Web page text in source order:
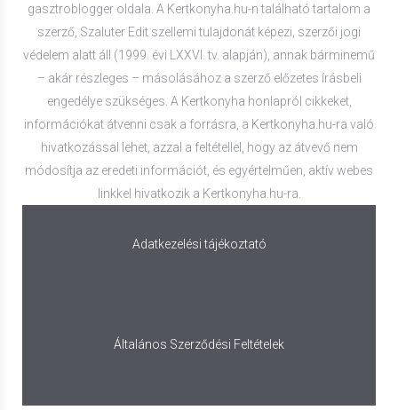
gasztroblogger oldala. A Kertkonyha.hu-n található tartalom a
szerző, Szaluter Edit szellemi tulajdonát képezi, szerzői jogi
védelem alatt áll (1999. évi LXXVI. tv. alapján), annak bárminemű
– akár részleges – másolásához a szerző előzetes írásbeli
engedélye szükséges. A Kertkonyha honlapról cikkeket,
információkat átvenni csak a forrásra, a Kertkonyha.hu-ra való
hivatkozással lehet, azzal a feltétellel, hogy az átvevő nem
módosítja az eredeti információt, és egyértelműen, aktív webes
linkkel hivatkozik a Kertkonyha.hu-ra.
Adatkezelési tájékoztató
Általános Szerződési Feltételek